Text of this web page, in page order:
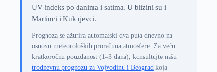
UV indeks po danima i satima. U blizini su i
Martinci i Kukujevci.
Prognoza se ažurira automatski dva puta dnevno na
osnovu meteoroloških proračuna atmosfere. Za veću
kratkoročnu pouzdanost (1–3 dana), konsultujte našu
trodnevnu prognozu za Vojvodinu i Beogradkoja